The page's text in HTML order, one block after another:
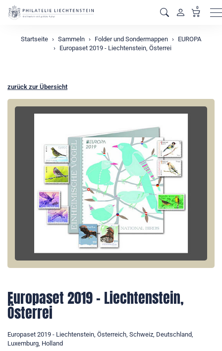
0
Startseite Sammeln Folder und Sondermappen
EUROPA
Europaset 2019 - Liechtenstein, Österrei
zurück zur Übersicht
Europaset 2019 - Liechtenstein,
Österrei
Europaset 2019 - Liechtenstein, Österreich, Schweiz, Deutschland,
Luxemburg, Holland